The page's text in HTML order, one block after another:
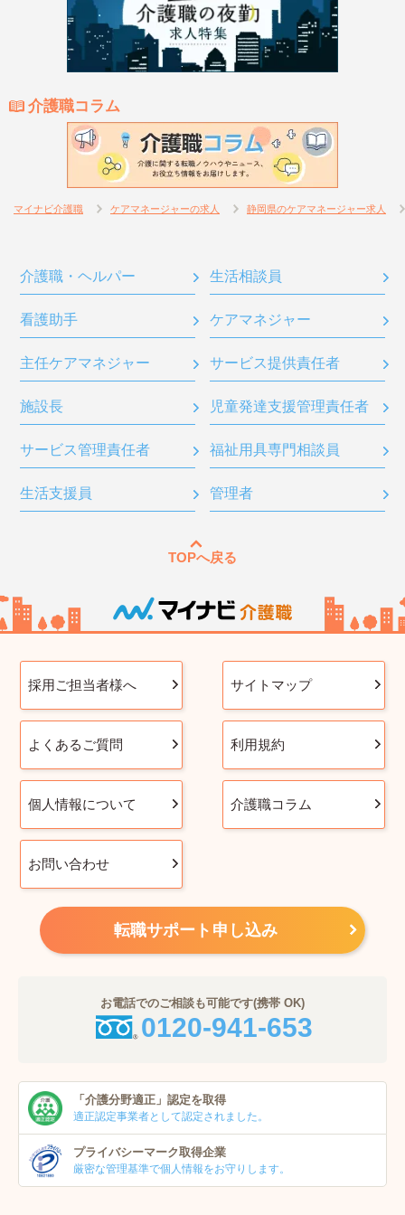
介護職コラム
マイナビ介護職 ケアマネージャーの求人 静岡県のケアマネージャー求人
介護職・ヘルパー 生活相談員
看護助手 ケアマネジャー
主任ケアマネジャー サービス提供責任者
施設長 児童発達支援管理責任者
サービス管理責任者 福祉用具専門相談員
生活支援員 管理者
TOPへ戻る
採用ご担当者様へ サイトマップ
よくあるご質問 利用規約
個人情報について 介護職コラム
お問い合わせ
転職サポート申し込み
お電話でのご相談も可能です(携帯 OK)
0120-941-653
「介護分野適正」 認定を取得
適正認定事業者として認定されました。
プライバシーマーク取得企業
厳密な管理基準で個人情報をお守りします。